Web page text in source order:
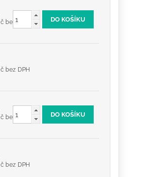
41,32 Kč bez DPH
41,32 Kč bez DPH
41,32 Kč bez DPH
41,32 Kč bez DPH